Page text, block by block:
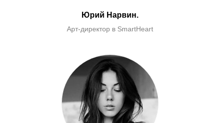
Юрий Нарвин.
Арт-директор в SmartHeart